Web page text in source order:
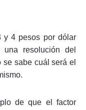
y 4 pesos por dólar
resolución del
sabe cuál será el
de que el factor